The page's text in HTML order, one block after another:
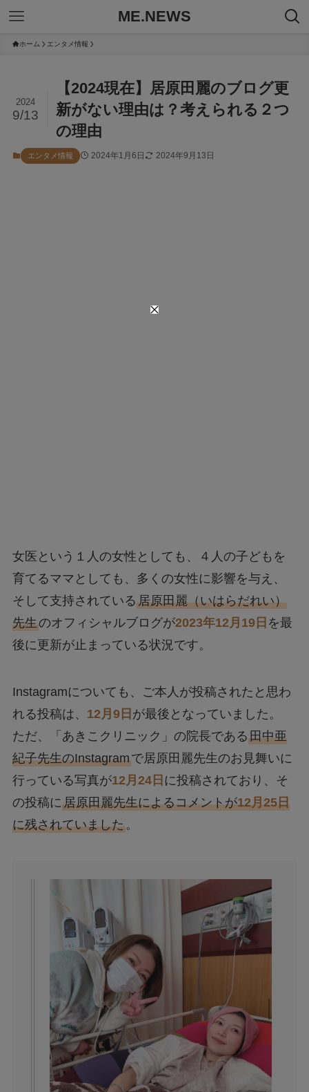
ME.NEWS
ホーム エンタメ情報
【2024現在】居原田麗のブログ更
新がない理由は？考えられる２つ
の理由
2024
9/13
エンタメ情報 2024年1月6日 2024年9月13日
女医という１人の女性としても、４人の子どもを
育てるママとしても、多くの女性に影響を与え、
そして支持されている居原田麗（いはらだれい）
先生のオフィシャルブログが2023年12月19日 を最
後に更新が止まっている状況です。
Instagramについても、ご本人が投稿されたと思わ
れる投稿は、 12月9日 が最後となっていました。
ただ、「あきこクリニック」の院長である田中亜
紀子先生のInstagramで居原田麗先生のお見舞いに
行っている写真が12月24日 に投稿されており、そ
の投稿に居原田麗先生によるコメントが12月25日
に残されていました。